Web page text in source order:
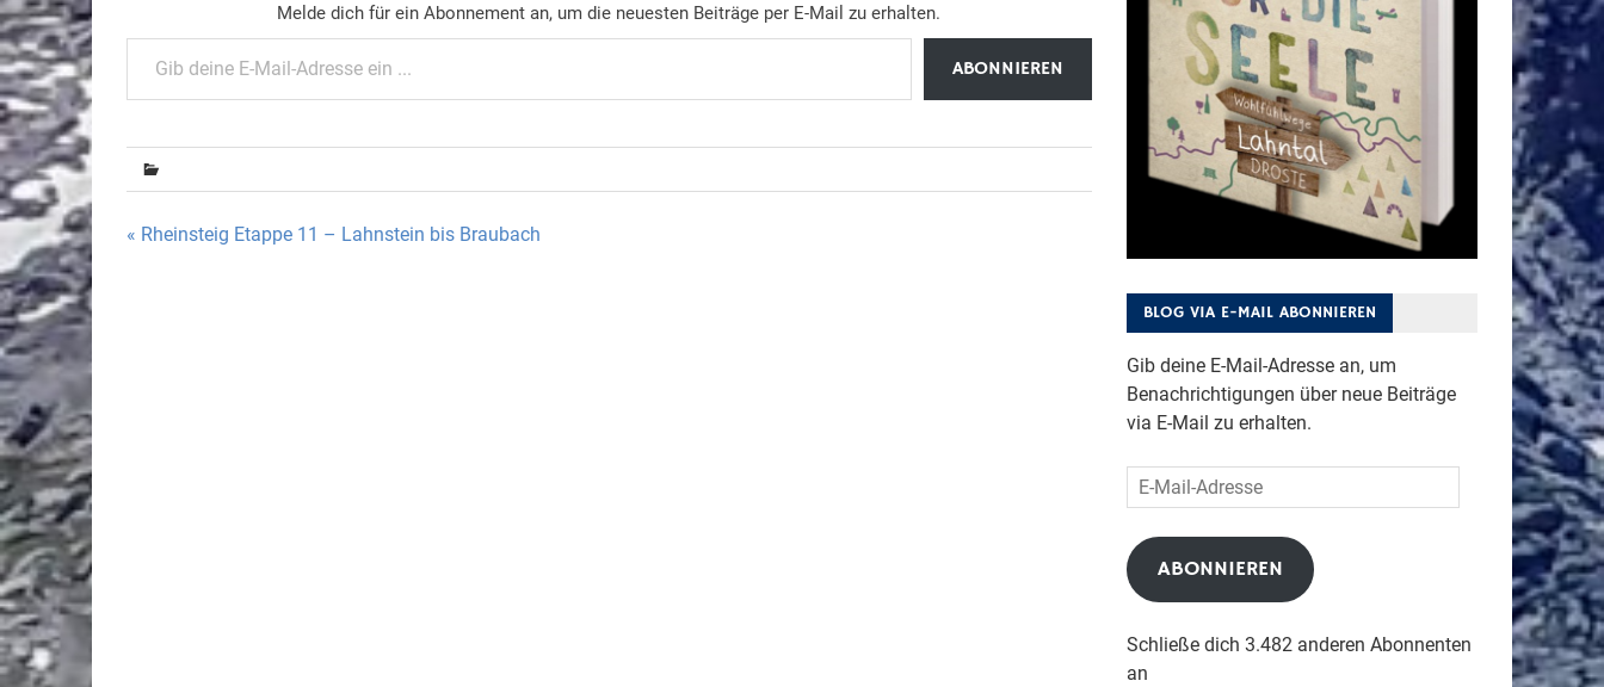
Melde dich für ein Abonnement an, um die neuesten Beiträge per E-Mail zu erhalten.
Gib deine E-Mail-Adresse ein ...
ABONNIEREN
Beitragsnavigation
« Rheinsteig Etappe 11 – Lahnstein bis Braubach
BLOG VIA E-MAIL ABONNIEREN
Gib deine E-Mail-Adresse an, um
Benachrichtigungen über neue Beiträge
via E-Mail zu erhalten.
E-
Mail-
Adresse
ABONNIEREN
Schließe dich 3.482 anderen Abonnenten
an